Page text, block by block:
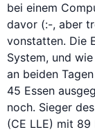
bei einem
davor (:-, aber
vonstatten. Die
System, und
an beiden
45 Essen
noch. Sieger
(CE LLE) mit